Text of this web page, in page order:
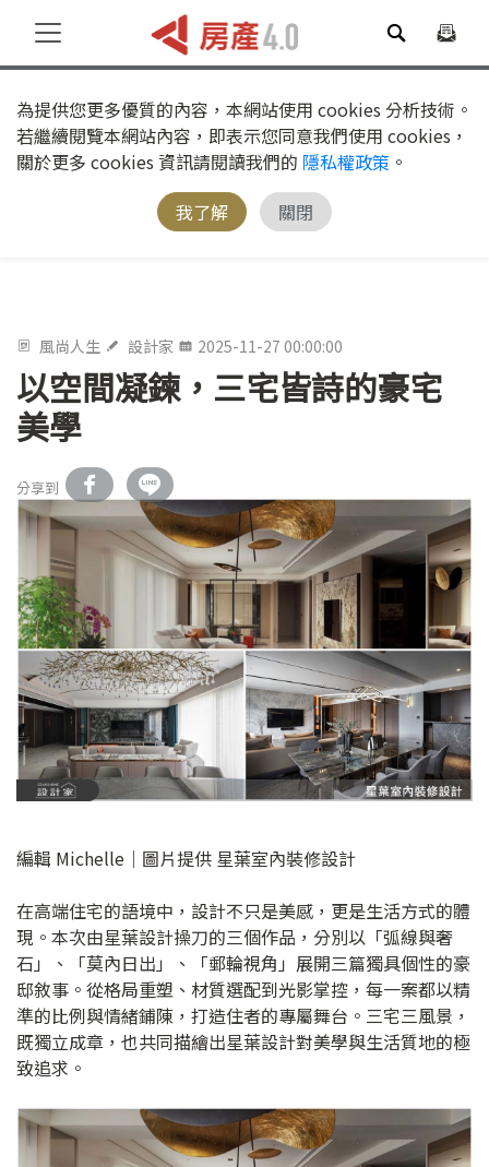
為提供您更多優質的內容，本網站使用 cookies 分析技術。
若繼續閱覽本網站內容，即表示您同意我們使用 cookies，
關於更多 cookies 資訊請閱讀我們的 隱私權政策 。
我了解
關閉
風尚人生 設計家 2025-11-27 00:00:00
以空間凝鍊，三宅皆詩的豪宅
美學
分享到
編輯 Michelle｜圖片提供 星葉室內裝修設計
在高端住宅的語境中，設計不只是美感，更是生活方式的體
現。本次由星葉設計操刀的三個作品，分別以「弧線與奢
石」、「莫內日出」、「郵輪視角」展開三篇獨具個性的豪
邸敘事。從格局重塑、材質選配到光影掌控，每一案都以精
準的比例與情緒鋪陳，打造住者的專屬舞台。三宅三風景，
既獨立成章，也共同描繪出星葉設計對美學與生活質地的極
致追求。